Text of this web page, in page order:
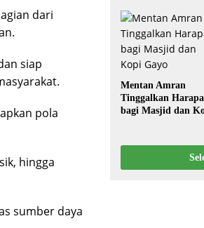
dari
siap
pola
hingga
sumber daya
Mentan Amran
Tinggalkan
bagi Masjid dan